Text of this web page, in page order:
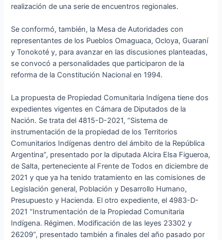
realización de una serie de encuentros regionales.
Se conformó, también, la Mesa de Autoridades con
representantes de los Pueblos Omaguaca, Ocloya, Guaraní
y Tonokoté y, para avanzar en las discusiones planteadas,
se convocó a personalidades que participaron de la
reforma de la Constitución Nacional en 1994.
La propuesta de Propiedad Comunitaria Indígena tiene dos
expedientes vigentes en Cámara de Diputados de la
Nación. Se trata del 4815-D-2021, “Sistema de
instrumentación de la propiedad de los Territorios
Comunitarios Indígenas dentro del ámbito de la República
Argentina”, presentado por la diputada Alcira Elsa Figueroa,
de Salta, perteneciente al Frente de Todos en diciembre de
2021 y que ya ha tenido tratamiento en las comisiones de
Legislación general, Población y Desarrollo Humano,
Presupuesto y Hacienda. El otro expediente, el 4983-D-
2021 “Instrumentación de la Propiedad Comunitaria
Indígena. Régimen. Modificación de las leyes 23302 y
26209”, presentado también a finales del año pasado por